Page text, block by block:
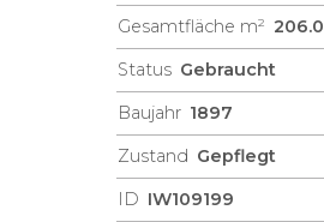
Gesamtfläche m² 206.0
Status Gebraucht
Baujahr 1897
Zustand Gepflegt
ID IW109199